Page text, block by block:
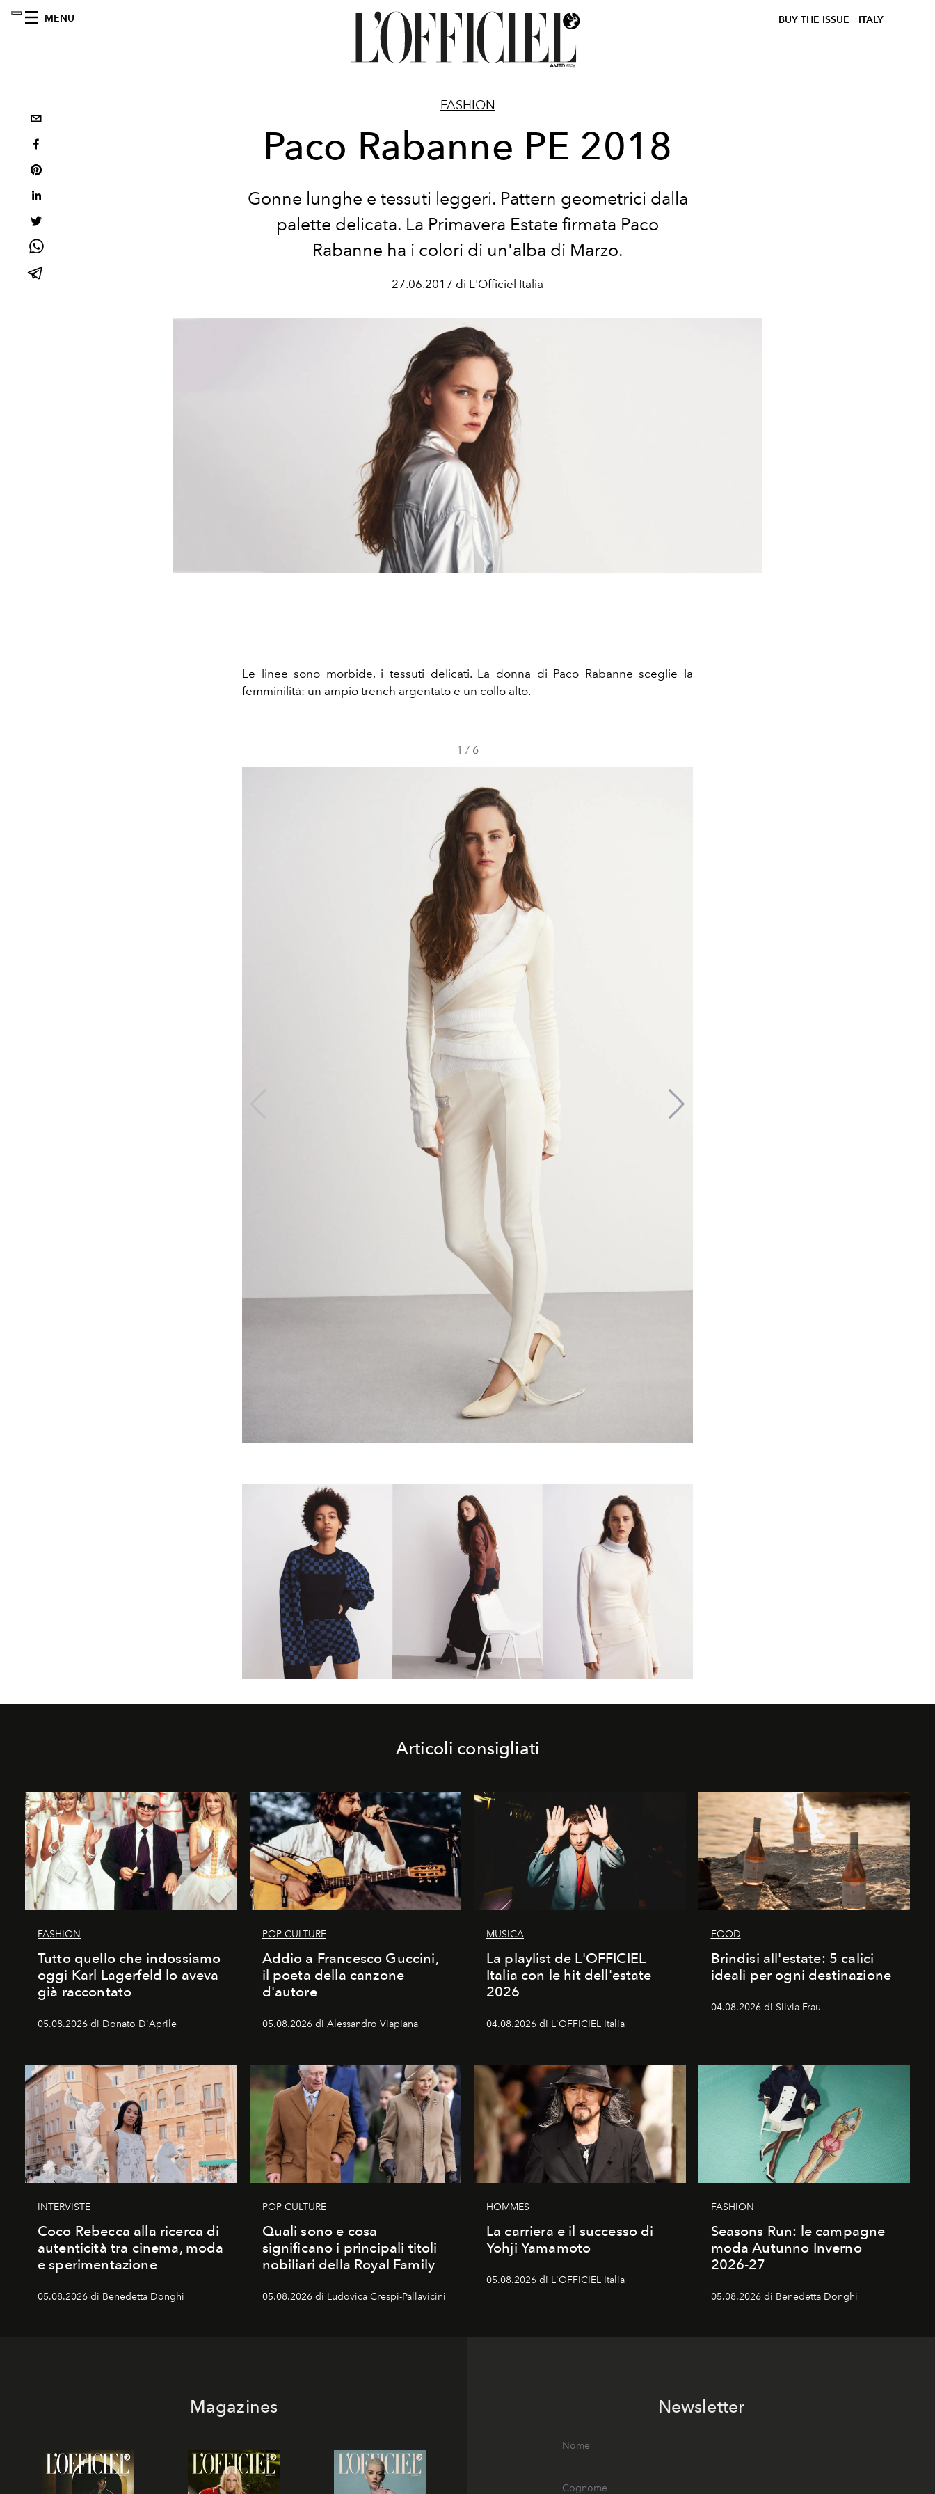
MENU BUY THE ISSUE ITALY
FASHION
Paco Rabanne PE 2018
Gonne lunghe e tessuti leggeri. Pattern geometrici dalla
palette delicata. La Primavera Estate firmata Paco
Rabanne ha i colori di un'alba di Marzo.
27.06.2017 di L'Officiel Italia
Le linee sono morbide, i tessuti delicati. La donna di Paco Rabanne sceglie la
femminilità: un ampio trench argentato e un collo alto.
1 / 6
Articoli consigliati
FASHION
Tutto quello che indossiamo
oggi Karl Lagerfeld lo aveva
già raccontato
05.08.2026 di Donato D'Aprile
POP CULTURE
Addio a Francesco Guccini,
il poeta della canzone
d'autore
05.08.2026 di Alessandro Viapiana
MUSICA
La playlist de L'OFFICIEL
Italia con le hit dell'estate
2026
04.08.2026 di L'OFFICIEL Italia
FOOD
Brindisi all'estate: 5 calici
ideali per ogni destinazione
04.08.2026 di Silvia Frau
INTERVISTE
Coco Rebecca alla ricerca di
autenticità tra cinema, moda
e sperimentazione
05.08.2026 di Benedetta Donghi
POP CULTURE
Quali sono e cosa
significano i principali titoli
nobiliari della Royal Family
05.08.2026 di Ludovica Crespi-Pallavicini
HOMMES
La carriera e il successo di
Yohji Yamamoto
05.08.2026 di L'OFFICIEL Italia
FASHION
Seasons Run: le campagne
moda Autunno Inverno
2026-27
05.08.2026 di Benedetta Donghi
Magazines Newsletter